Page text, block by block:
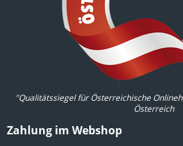
"Qualitätssiegel für Österreichische
Österreich
Zahlung im Webshop